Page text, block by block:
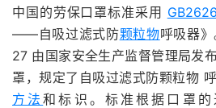
中国的劳保口罩标准采用
——自吸过滤式防颗粒物呼吸器
27 由国家安全生产监督管理局发
罩，规定了自吸过滤式防颗粒物
方法和标识。标准根据口罩